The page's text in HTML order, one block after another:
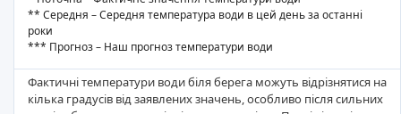
** Середня – Середня температура води в цей день за останні
роки
*** Прогноз – Наш прогноз температури води
Фактичні температури води біля берега можуть відрізнятися на
кілька градусів від заявлених значень, особливо після сильних